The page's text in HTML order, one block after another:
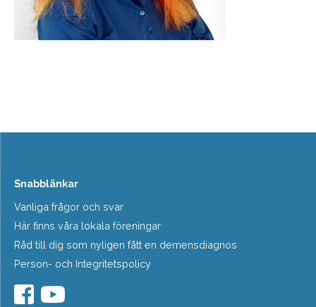
Snabblänkar
Vanliga frågor och svar
Här finns våra lokala föreningar
Råd till dig som nyligen fått en demensdiagnos
Person- och Integritetspolicy